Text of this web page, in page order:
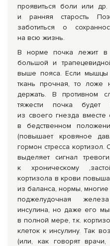
проявиться боли или
и ранняя старость
заботиться о
на всю жизнь.
В норме почка лежит в
большой и
выше пояса. Если мышцы
ткань прочная, то ложе
держать. В противном
тяжести почка будет
из своего гнезда вместе
в бедственном
(повышает кровяное
гормон стресса
выделяет сигнал
к хроническому
кортизола в крови
из баланса, нормы,
поджелудочная
инсулина, но даже его
в полной мере, т.к.
клеток к инсулину. Так
(или, как говорят врачи,